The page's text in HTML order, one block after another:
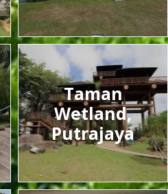
Taman
Wetland,
Putrajaya